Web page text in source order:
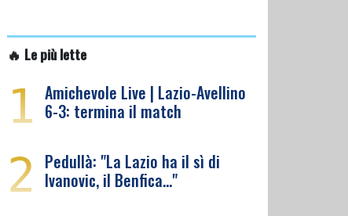
🔥 Le più lette
1 Amichevole Live | Lazio-Avellino
6-3: termina il match
2 Pedullà: "La Lazio ha il sì di
Ivanovic, il Benfica…"